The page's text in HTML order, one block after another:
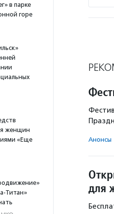
в парке
горе
женщин
«Еще
Титан»
Анонсы
для